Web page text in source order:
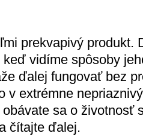
prekvapivý produkt.
vidíme spôsoby
ďalej fungovať bez
v extrémne
sa o životnosť
čítajte ďalej.